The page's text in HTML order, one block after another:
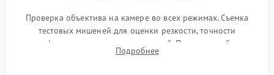
Проверка объектива на камере во всех режимах. Съемка
тестовых мишеней для оценки резкости, точности
автофокуса и отсутствия искажений. Проверка работы
диафрагмы на закрытых значениях и тестирование
Подробнее